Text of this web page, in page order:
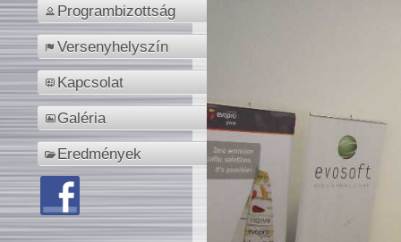
Programbizottság
Versenyhelyszín
Kapcsolat
Galéria
Eredmények